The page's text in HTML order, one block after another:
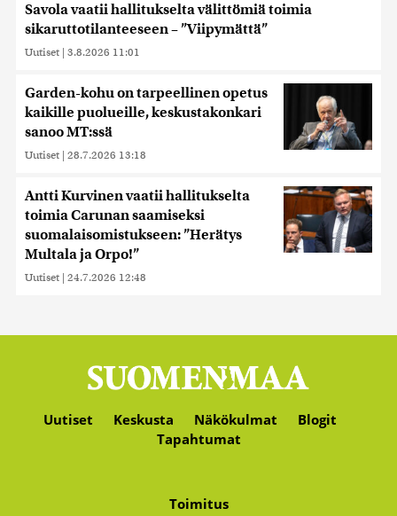
Savola vaatii hallitukselta välittömiä toimia
sikaruttotilanteeseen – ”Viipymättä”
Uutiset | 3.8.2026 11:01
Garden-kohu on tarpeellinen opetus
kaikille puolueille, keskustakonkari
sanoo MT:ssä
Uutiset | 28.7.2026 13:18
Antti Kurvinen vaatii hallitukselta
toimia Carunan saamiseksi
suomalaisomistukseen: ”Herätys
Multala ja Orpo!”
Uutiset | 24.7.2026 12:48
Uutiset Keskusta Näkökulmat
Blogit
Tapahtumat
Toimitus